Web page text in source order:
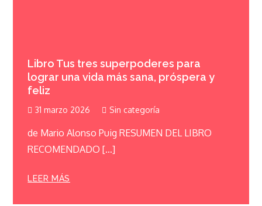
Libro Tus tres superpoderes para
lograr una vida más sana, próspera y
feliz
31 marzo 2026 Sin categoría
de Mario Alonso Puig RESUMEN DEL LIBRO
RECOMENDADO […]
LEER MÁS